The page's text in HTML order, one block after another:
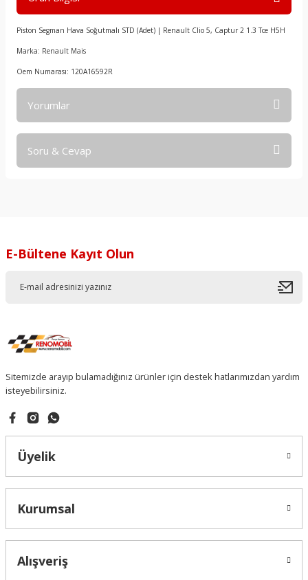
Piston Segman Hava Soğutmalı STD (Adet) | Renault Clio 5, Captur 2 1.3 Tce H5H
Marka: Renault Mais
Oem Numarası: 120A16592R
Yorumlar
Soru & Cevap
E-Bültene Kayıt Olun
Sitemizde arayıp bulamadığınız ürünler için destek hatlarımızdan yardım
isteyebilirsiniz.
Üyelik
Kurumsal
Alışveriş